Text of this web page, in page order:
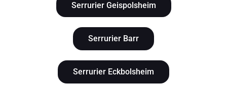
Serrurier Geispolsheim
Serrurier Barr
Serrurier Eckbolsheim